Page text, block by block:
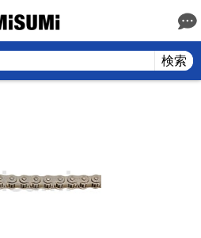
検索